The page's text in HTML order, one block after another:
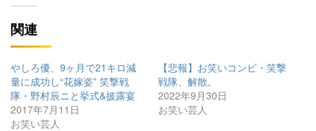
関連
やしろ優、9ヶ月で21キロ減
量に成功し“花嫁姿” 笑撃戦
隊・野村辰ニと挙式&披露宴
2017年7月11日
お笑い芸人
【悲報】お笑いコンビ・笑撃
戦隊、解散。
2022年9月30日
お笑い芸人